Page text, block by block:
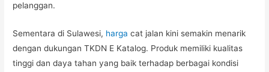
pelanggan.
Sementara di Sulawesi, harga cat jalan kini semakin menarik
dengan dukungan TKDN E Katalog. Produk memiliki kualitas
tinggi dan daya tahan yang baik terhadap berbagai kondisi